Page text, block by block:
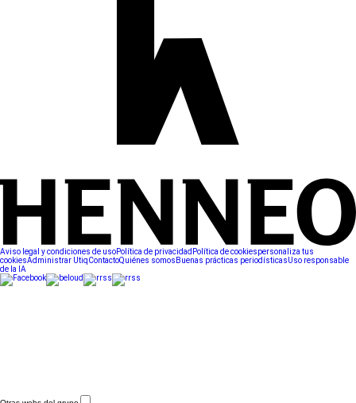
Aviso legal y condiciones de usoPolítica de privacidad Política de cookiespersonaliza tus
cookiesAdministrar UtiqContactoQuiénes somos Buenas prácticas periodísticasUso responsable
de la IA